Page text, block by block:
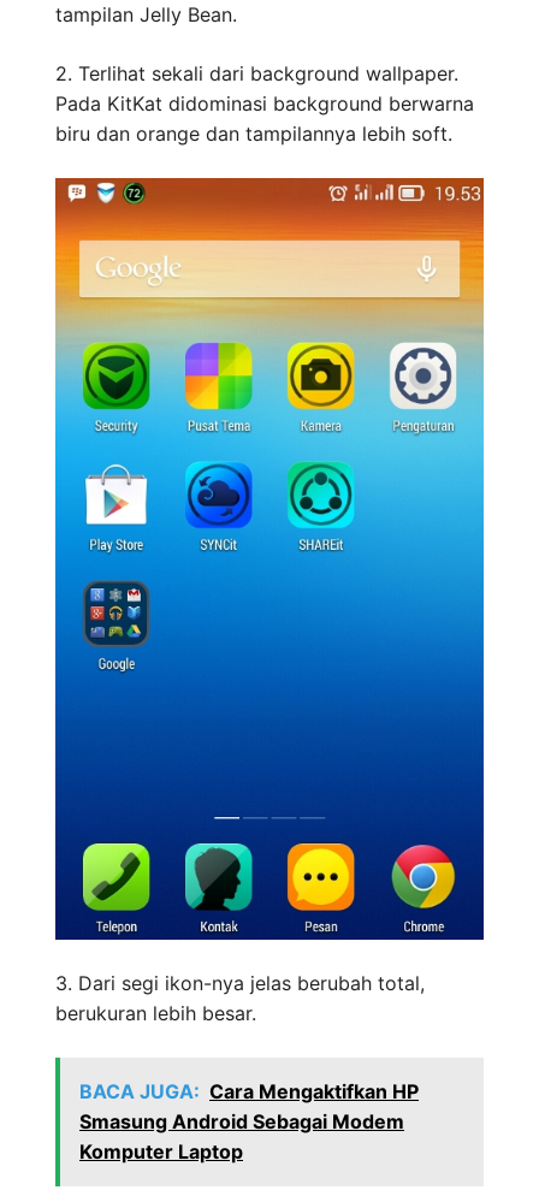
tampilan Jelly Bean.
2. Terlihat sekali dari background wallpaper.
Pada KitKat didominasi background berwarna
biru dan orange dan tampilannya lebih soft.
3. Dari segi ikon-nya jelas berubah total,
berukuran lebih besar.
BACA JUGA: Cara Mengaktifkan HP
Smasung Android Sebagai Modem
Komputer Laptop